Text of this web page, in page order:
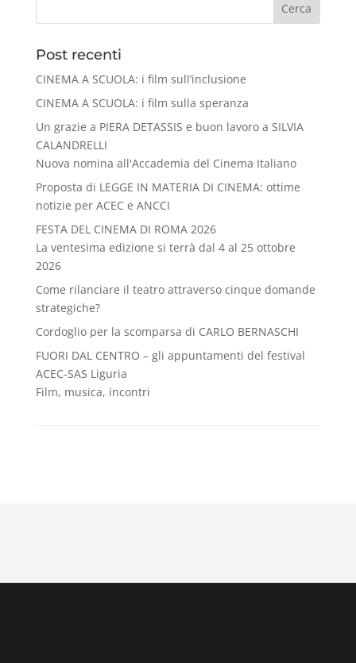
Cerca
Post recenti
CINEMA A SCUOLA: i film sull’inclusione
CINEMA A SCUOLA: i film sulla speranza
Un grazie a PIERA DETASSIS e buon lavoro a SILVIA
CALANDRELLI
Nuova nomina all'Accademia del Cinema Italiano
Proposta di LEGGE IN MATERIA DI CINEMA: ottime
notizie per ACEC e ANCCI
FESTA DEL CINEMA DI ROMA 2026
La ventesima edizione si terrà dal 4 al 25 ottobre
2026
Come rilanciare il teatro attraverso cinque domande
strategiche?
Cordoglio per la scomparsa di CARLO BERNASCHI
FUORI DAL CENTRO – gli appuntamenti del festival
ACEC-SAS Liguria
Film, musica, incontri